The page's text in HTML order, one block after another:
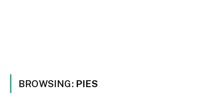
BROWSING: PIES